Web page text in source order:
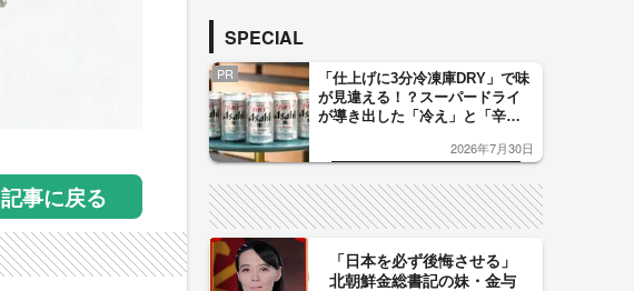
記事に戻る
SPECIAL
PR
「仕上げに3分冷凍庫DRY」で味
が見違える！？スーパードライ
が導き出した「冷え」と「辛
した「辛口カーブ」が飲み頃の
2026年7月30日
「日本を必ず後悔させる」
北朝鮮金総書記の妹・金与